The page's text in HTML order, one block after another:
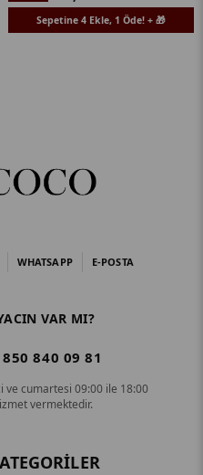
Sepetine 4 Ekle, 1 Öde! + 🎁
WHATSAPP E-POSTA
VAR MI?
850 840 09 81
cumartesi 09:00 ile 18:00
vermektedir.